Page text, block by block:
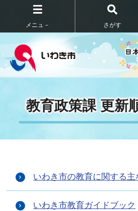
メニュ－ さがす
教育政策課 更新
いわき市の教育に関する主
いわき市教育ガイドブック